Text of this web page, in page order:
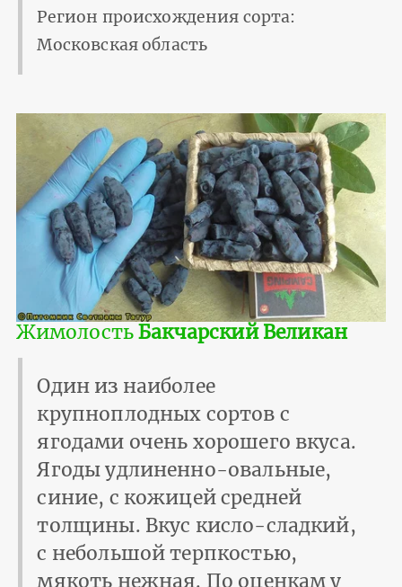
Регион происхождения сорта:
Московская область
ЖимолостьБакчарский Великан
Один из наиболее
крупноплодных сортов с
ягодами очень хорошего вкуса.
Ягоды удлиненно-овальные,
синие, с кожицей средней
толщины. Вкус кисло-сладкий,
с небольшой терпкостью,
мякоть нежная. По оценкам у